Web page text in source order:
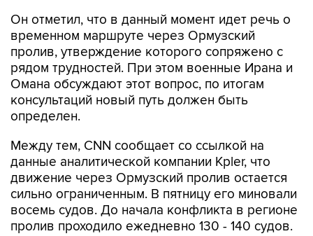
Он отметил, что в данный момент идет речь о
временном маршруте через Ормузский
пролив, утверждение которого сопряжено с
рядом трудностей. При этом военные Ирана и
Омана обсуждают этот вопрос, по итогам
консультаций новый путь должен быть
определен.
Между тем, CNN сообщает со ссылкой на
данные аналитической компании Kpler, что
движение через Ормузский пролив остается
сильно ограниченным. В пятницу его миновали
восемь судов. До начала конфликта в регионе
пролив проходило ежедневно 130 - 140 судов.